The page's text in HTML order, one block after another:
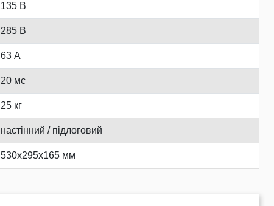
135 В
285 В
63 А
20 мс
25 кг
настінний / підлоговий
530х295х165 мм